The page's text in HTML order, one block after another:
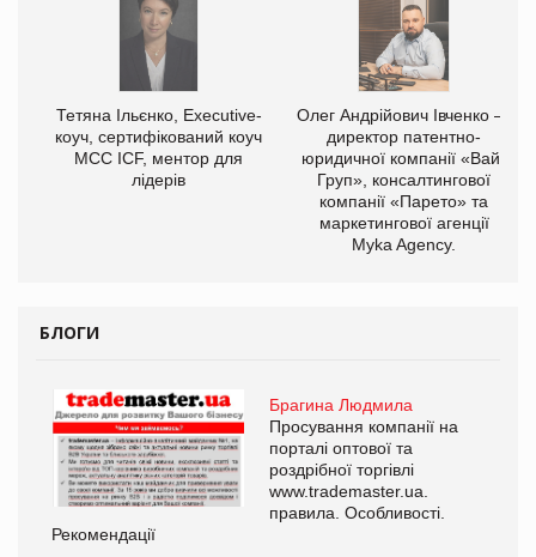
Тетяна Ільєнко, Executive-
коуч, сертифікований коуч
МСС ICF, ментор для
лідерів
Олег Андрійович Івченко —
директор патентно-
юридичної компанії «Вайз
Груп», консалтингової
компанії «Парето» та
маркетингової агенції
Myka Agency.
БЛОГИ
Брагина Людмила
Просування компанії на
порталі оптової та
роздрібної торгівлі
www.trademaster.ua.
правила. Особливості.
Рекомендації